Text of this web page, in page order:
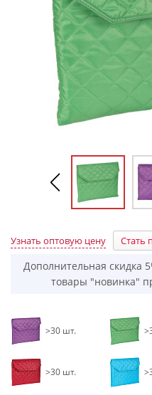
Узнать оптовую цену Стать
Дополнительная скидка
товары "новинка"
>30 шт.
>30 шт.